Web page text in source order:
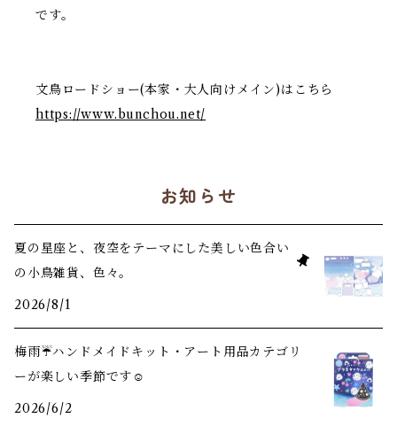
です。
文鳥ロードショー(本家・大人向けメイン)はこちら
https://www.bunchou.net/
お知らせ
夏の星座と、夜空をテーマにした美しい色合い
の小鳥雑貨、色々。
2026/8/1
梅雨☔️ハンドメイドキット・アート用品カテゴリ
ーが楽しい季節です☺️
2026/6/2